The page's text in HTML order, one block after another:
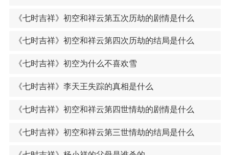
《七时吉祥》初空和祥云第五次历劫的剧情是什么
《七时吉祥》初空和祥云第四次历劫的结局是什么
《七时吉祥》初空为什么不喜欢雪
《七时吉祥》李天王失踪的真相是什么
《七时吉祥》初空和祥云第四世情劫的剧情是什么
《七时吉祥》初空和祥云第三世情劫的结局是什么